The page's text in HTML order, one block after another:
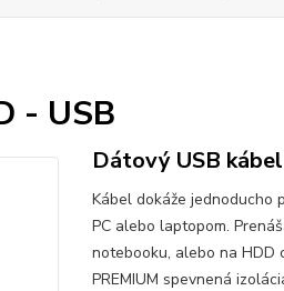
- USB
Dátový USB
Kábel dokáže jednoducho
PC alebo laptopom.
notebooku, alebo na HDD
PREMIUM spevnená